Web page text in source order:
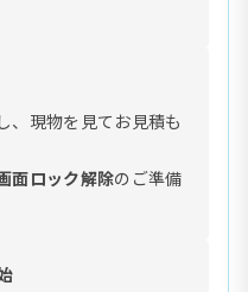
、現物を見てお見積も
面ロック解除のご準備